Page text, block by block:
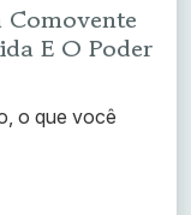
E O Poder
o que você